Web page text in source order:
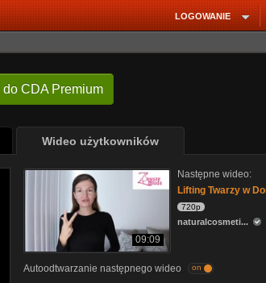
LOGOWANIE
do CDA Premium
Wideo użytkowników
09:09
Następne wideo:
Lifting Twarzy w
720p
naturalcosmeti...
Autoodtwarzanie następnego wideo on